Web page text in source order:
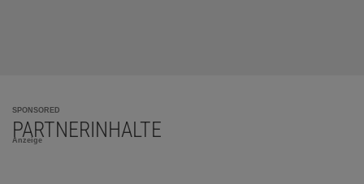
SPONSORED
PARTNERINHALTE
Anzeige